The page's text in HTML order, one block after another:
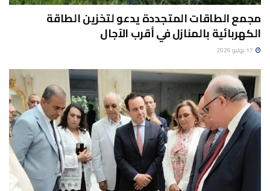
مجمع الطاقات المتجددة يدعو لتخزين الطاقة
الكهربائية بالمنازل في أقرب الآجال